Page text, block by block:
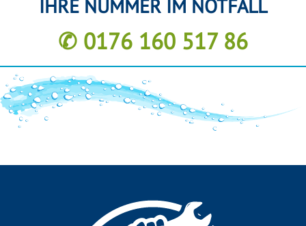
IHRE NUMMER IM NOTFALL
✆ 0176 160 517 86